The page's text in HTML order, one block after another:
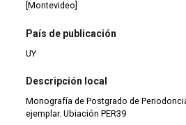
[Montevideo]
País de publicación
UY
Descripción local
Monografía de Postgrado de
ejemplar. Ubiación PER39